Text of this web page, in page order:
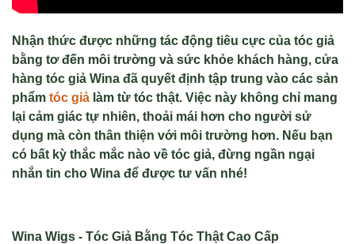
Nhận thức được những tác động tiêu cực của tóc giả
bằng tơ đến môi trường và sức khỏe khách hàng, cửa
hàng tóc giả Wina đã quyết định tập trung vào các sản
phẩm tóc giả làm từ tóc thật. Việc này không chỉ mang
lại cảm giác tự nhiên, thoải mái hơn cho người sử
dụng mà còn thân thiện với môi trường hơn. Nếu bạn
có bất kỳ thắc mắc nào về tóc giả, đừng ngần ngại
nhắn tin cho Wina để được tư vấn nhé!
Wina Wigs - Tóc Giả Bằng Tóc Thật Cao Cấp